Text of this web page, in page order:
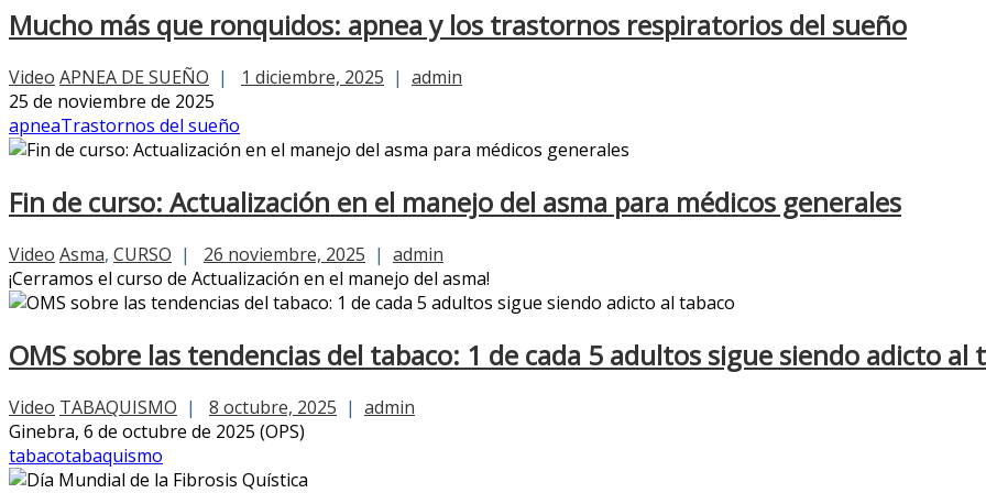
Mucho más que ronquidos: apnea y los trastornos respiratorios del sueño
Video APNEA DE SUEÑO | 1 diciembre, 2025 | admin
25 de noviembre de 2025
apneaTrastornos del sueño
Fin de curso: Actualización en el manejo del asma para médicos generales
Video Asma, CURSO | 26 noviembre, 2025 | admin
¡Cerramos el curso de Actualización en el manejo del asma!
OMS sobre las tendencias del tabaco: 1 de cada 5 adultos sigue siendo adicto al
Video TABAQUISMO | 8 octubre, 2025 | admin
Ginebra, 6 de octubre de 2025 (OPS)
tabacotabaquismo